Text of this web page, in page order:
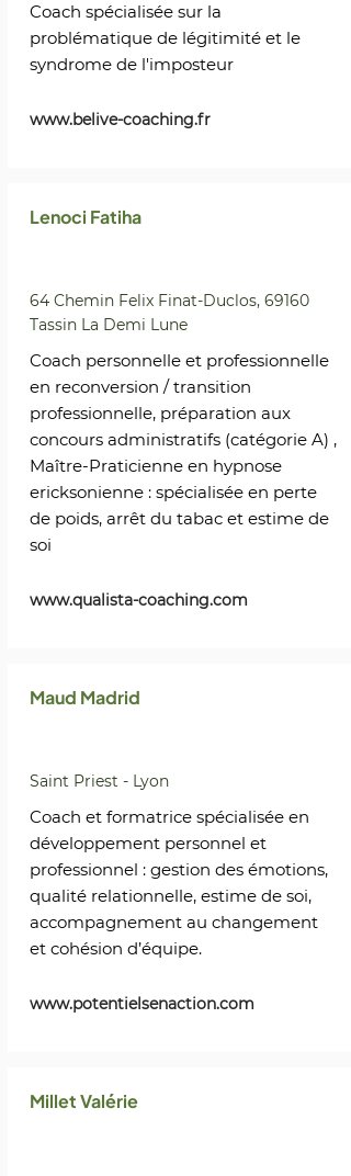
Coach spécialisée sur la
problématique de légitimité et le
syndrome de l'imposteur
www.belive-coaching.fr
Lenoci Fatiha
64 Chemin Felix Finat-Duclos, 69160
Tassin La Demi Lune
Coach personnelle et professionnelle
en reconversion / transition
professionnelle, préparation aux
concours administratifs (catégorie A) ,
Maître-Praticienne en hypnose
ericksonienne : spécialisée en perte
de poids, arrêt du tabac et estime de
soi
www.qualista-coaching.com
Maud Madrid
Saint Priest - Lyon
Coach et formatrice spécialisée en
développement personnel et
professionnel : gestion des émotions,
qualité relationnelle, estime de soi,
accompagnement au changement
et cohésion d’équipe.
www.potentielsenaction.com
Millet Valérie